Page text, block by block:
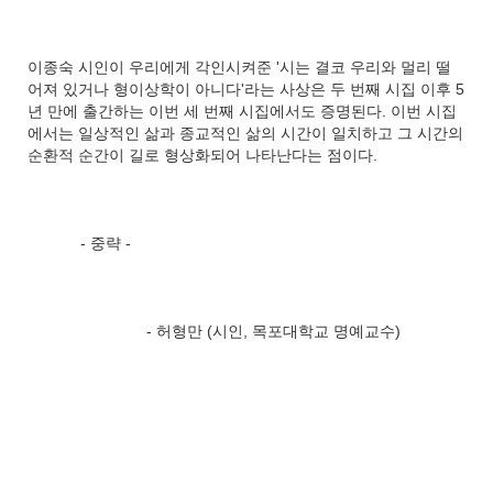
이종숙 시인이 우리에게 각인시켜준 '시는 결코 우리와 멀리 떨
어져 있거나 형이상학이 아니다'라는 사상은 두 번째 시집 이후 5
년 만에 출간하는 이번 세 번째 시집에서도 증명된다. 이번 시집
에서는 일상적인 삶과 종교적인 삶의 시간이 일치하고 그 시간의
순환적 순간이 길로 형상화되어 나타난다는 점이다.
- 중략 -
- 허형만 (시인, 목포대학교 명예교수)